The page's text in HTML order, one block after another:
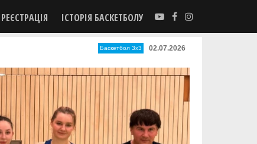
РЕЄСТРАЦІЯ ІСТОРІЯ БАСКЕТБОЛУ
Баскетбол 3х3 02.07.2026